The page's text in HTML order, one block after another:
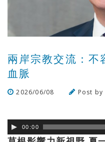
兩岸宗教交流：不
血脈
2026/06/08 Post by
00:00